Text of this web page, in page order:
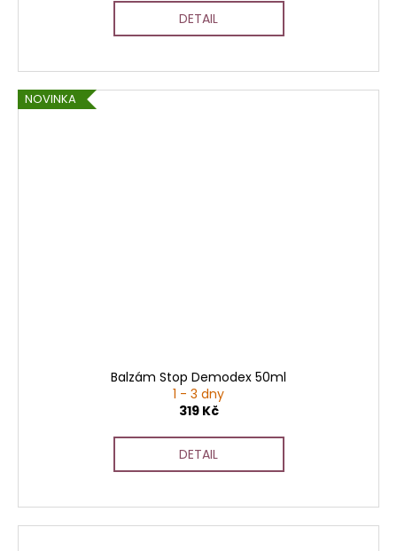
DETAIL
NOVINKA
Balzám Stop Demodex 50ml
1 - 3 dny
319 Kč
DETAIL